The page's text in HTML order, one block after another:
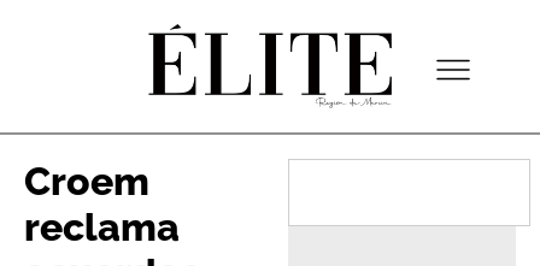
Croem
reclama